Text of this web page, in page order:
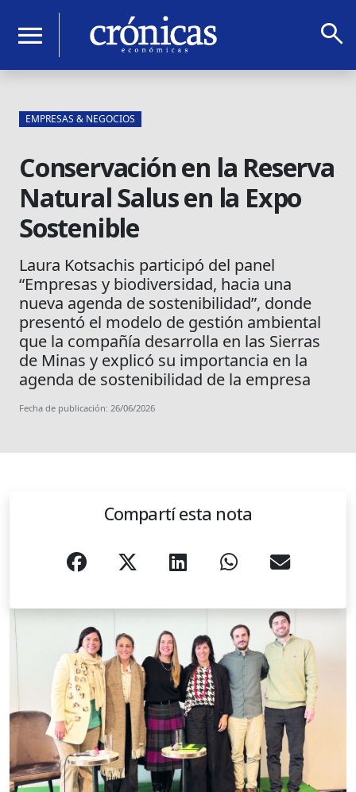
menu search
EMPRESAS & NEGOCIOS
Conservación en la Reserva
Natural Salus en la Expo
Sostenible
Laura Kotsachis participó del panel
“Empresas y biodiversidad, hacia una
nueva agenda de sostenibilidad”, donde
presentó el modelo de gestión ambiental
que la compañía desarrolla en las Sierras
de Minas y explicó su importancia en la
agenda de sostenibilidad de la empresa
Fecha de publicación: 26/06/2026
Compartí esta nota